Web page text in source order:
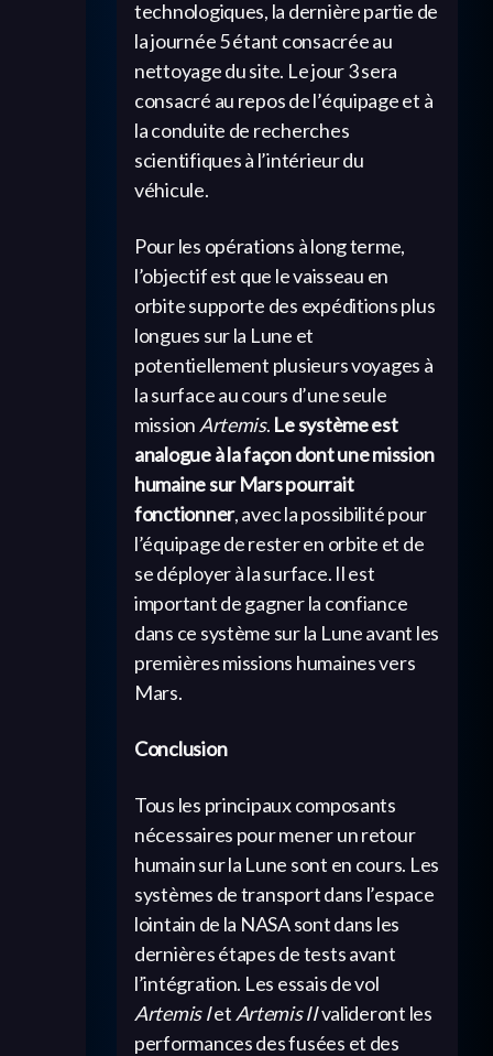
technologiques, la dernière partie de
la journée 5 étant consacrée au
nettoyage du site. Le jour 3 sera
consacré au repos de l’équipage et à
la conduite de recherches
scientifiques à l’intérieur du
véhicule.
Pour les opérations à long terme,
l’objectif est que le vaisseau en
orbite supporte des expéditions plus
longues sur la Lune et
potentiellement plusieurs voyages à
la surface au cours d’une seule
mission Artemis. Le système est
analogue à la façon dont une mission
humaine sur Mars pourrait
fonctionner, avec la possibilité pour
l’équipage de rester en orbite et de
se déployer à la surface. Il est
important de gagner la confiance
dans ce système sur la Lune avant les
premières missions humaines vers
Mars.
Conclusion
Tous les principaux composants
nécessaires pour mener un retour
humain sur la Lune sont en cours. Les
systèmes de transport dans l’espace
lointain de la NASA sont dans les
dernières étapes de tests avant
l’intégration. Les essais de vol
Artemis Iet Artemis IIvalideront les
performances des fusées et des